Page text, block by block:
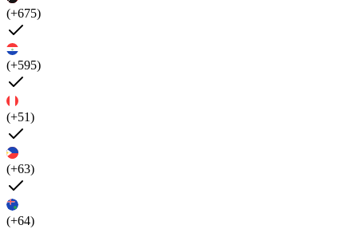
(+675)
(+595)
(+51)
(+63)
(+64)